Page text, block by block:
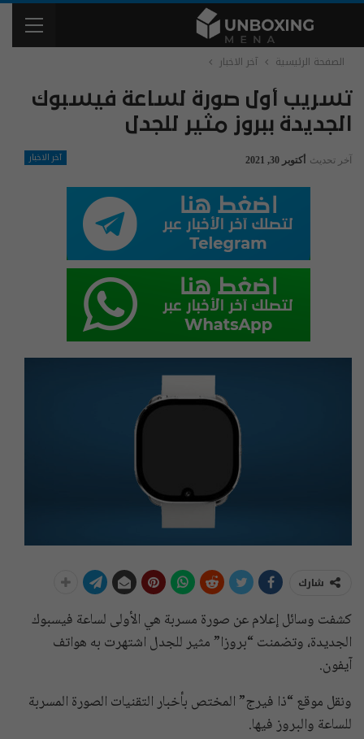
الصفحة الرئيسية آخر الاخبار
تسريب أول صورة لساعة فيسبوك
الجديدة ببروز مثير للجدل
آخر الاخبار آخر تحديث أكتوبر 30, 2021
شارك
كشفت وسائل إعلام عن صورة مسربة هي الأولى لساعة فيسبوك
الجديدة، وتضمنت “بروزا” مثير للجدل اشتهرت به هواتف
آيفون.
ونقل موقع “ذا فيرج” المختص بأخبار التقنيات الصورة المسربة
للساعة والبروز فيها.